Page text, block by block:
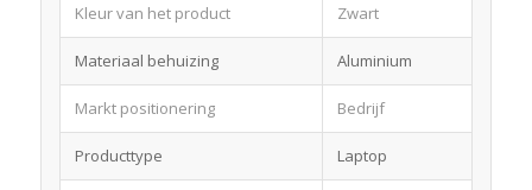
Kleur van het product Zwart
Materiaal behuizing Aluminium
Markt positionering Bedrijf
Producttype Laptop